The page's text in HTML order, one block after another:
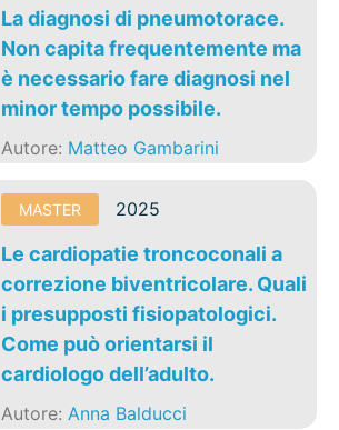
La diagnosi di pneumotorace.
Non capita frequentemente ma
è necessario fare diagnosi nel
minor tempo possibile.
Autore: Matteo Gambarini
MASTER 2025
Le cardiopatie troncoconali a
correzione biventricolare. Quali
i presupposti fisiopatologici.
Come può orientarsi il
cardiologo dell’adulto.
Autore:Anna Balducci